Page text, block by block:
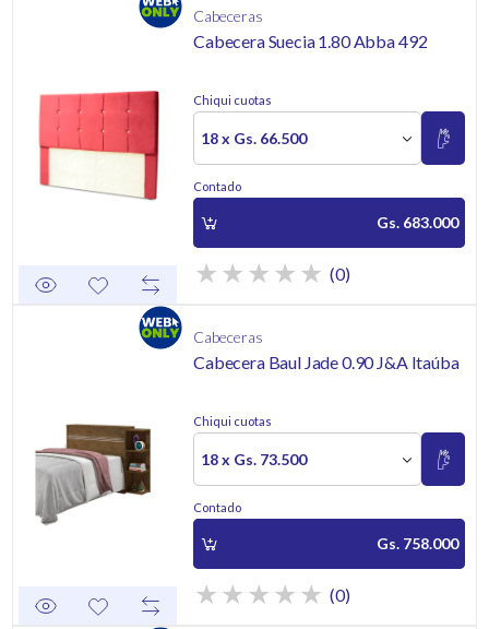
Cabeceras
Cabecera Suecia 1.80 Abba 492
Chiqui cuotas
18 x Gs. 66.500
Contado
Gs. 683.000
(0)
Cabeceras
Cabecera Baul Jade 0.90 J&A Itaúba
Chiqui cuotas
18 x Gs. 73.500
Contado
Gs. 758.000
(0)